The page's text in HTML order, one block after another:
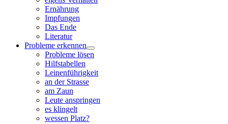
Ernährung
Impfungen
Das Ende
Literatur
Probleme erkennen
Probleme lösen
Hilfstabellen
Leinenführigkeit
an der Strasse
am Zaun
Leute anspringen
es klingelt
wessen Platz?